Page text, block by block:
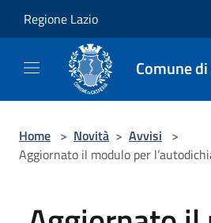
Regione Lazio
Comune
Home > Novità > Avvisi >
Aggiornato il modulo per